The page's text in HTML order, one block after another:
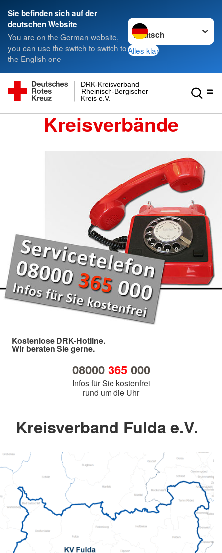
Sie befinden sich auf der
deutschen Website
You are on the German website,
you can use the switch to switch to
the English one
Sprache wechseln zu
Alles klar
Kreis e.V.
Rheinisch-Bergischer
DRK-Kreisverband
Kreisverbände
Kostenlose DRK-Hotline.
Wir beraten Sie gerne.
08000 365000
Infos für Sie kostenfrei
rund um die Uhr
Kreisverband Fulda e.V.